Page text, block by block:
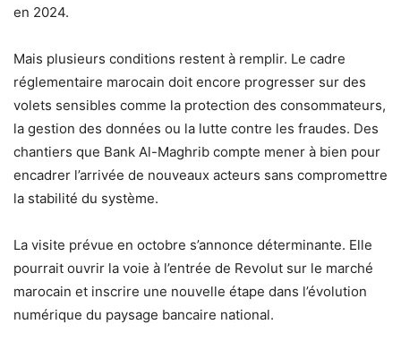
en 2024.
Mais plusieurs conditions restent à remplir. Le cadre
réglementaire marocain doit encore progresser sur des
volets sensibles comme la protection des consommateurs,
la gestion des données ou la lutte contre les fraudes. Des
chantiers que Bank Al-Maghrib compte mener à bien pour
encadrer l’arrivée de nouveaux acteurs sans compromettre
la stabilité du système.
La visite prévue en octobre s’annonce déterminante. Elle
pourrait ouvrir la voie à l’entrée de Revolut sur le marché
marocain et inscrire une nouvelle étape dans l’évolution
numérique du paysage bancaire national.